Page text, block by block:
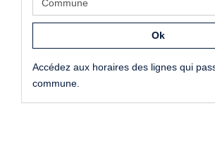
Ok
Accédez aux horaires des lignes qui
commune.